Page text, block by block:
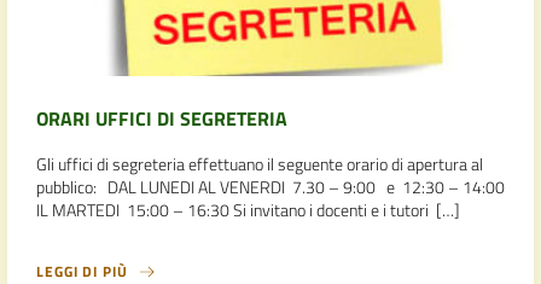
ORARI UFFICI DI SEGRETERIA
Gli uffici di segreteria effettuano il seguente orario di apertura al
pubblico: DAL LUNEDI AL VENERDI 7.30 – 9:00 e 12:30 – 14:00
IL MARTEDI 15:00 – 16:30 Si invitano i docenti e i tutori […]
LEGGI DI PIÙ